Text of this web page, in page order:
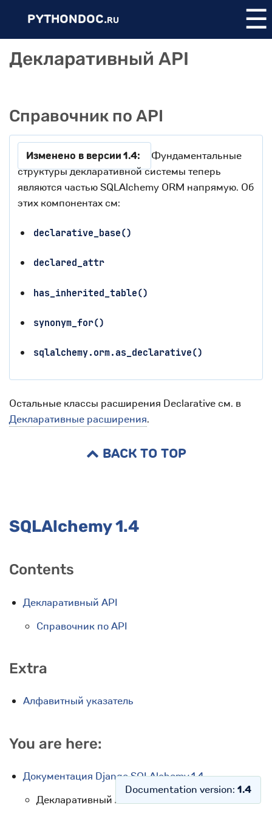
PYTHONDOC.RU ☰
Декларативный API
Справочник по API
Изменено в версии 1.4:
Фундаментальные
структуры декларативной системы теперь
являются частью SQLAlchemy ORM напрямую. Об
этих компонентах см:
declarative_base()
declared_attr
has_inherited_table()
synonym_for()
sqlalchemy.orm.as_declarative()
Остальные классы расширения Declarative см. в
Декларативные расширения.
BACK TO TOP
SQLAlchemy 1.4
Contents
Декларативный API
Справочник по API
Extra
Алфавитный указатель
You are here:
Документация Django SQLAlchemy 1.4
Декларативный API
Documentation version: 1.4